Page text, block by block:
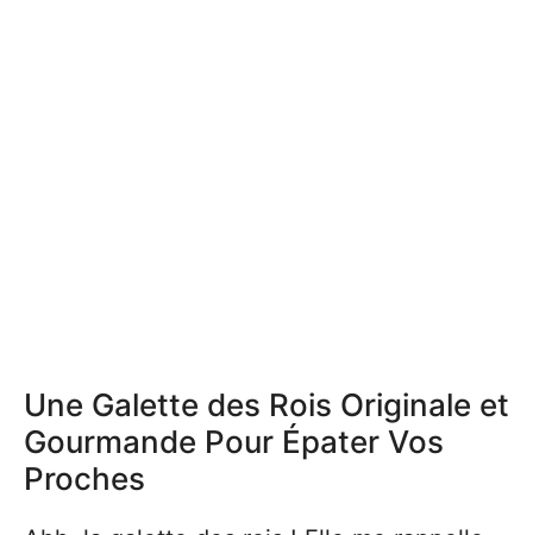
Une Galette des Rois Originale et
Gourmande Pour Épater Vos
Proches